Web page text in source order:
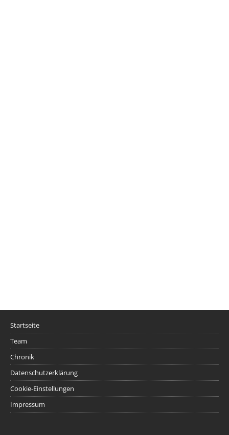
Startseite
Team
Chronik
Datenschutzerklärung
Cookie-Einstellungen
Impressum